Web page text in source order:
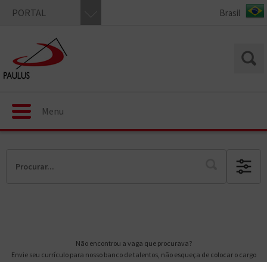
PORTAL
Menu
Não encontrou a vaga que procurava?
Envie seu currículo para nosso banco de talentos, não esqueça de colocar o cargo